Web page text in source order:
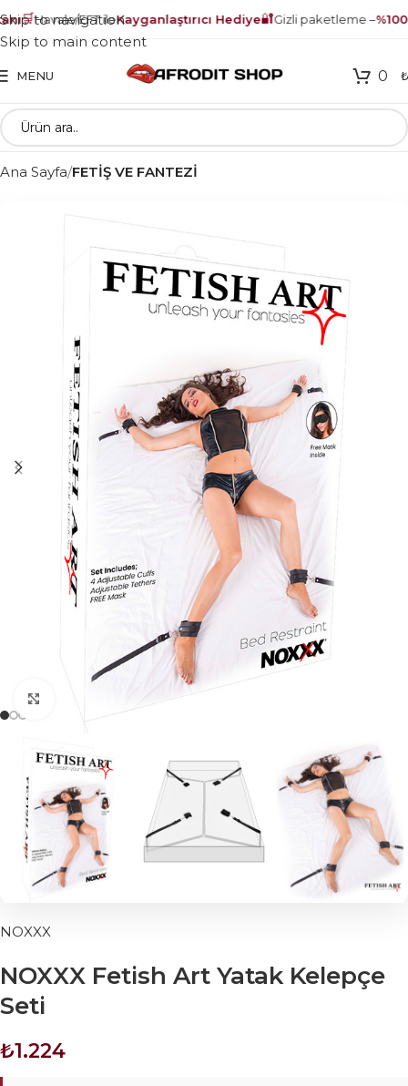
🛒Havale/EFT ileKayganlaştırıcı Hediye🔐Gizli paketleme –%100
Skip to navigation
Skip to main content
MENU 0 ₺
Ana Sayfa FETİŞ VE FANTEZİ
NOXXX
NOXXX Fetish Art Yatak Kelepçe
Seti
₺1.224